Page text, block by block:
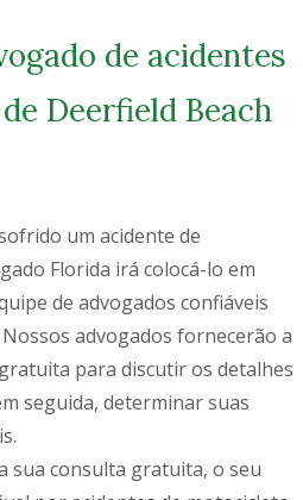
de acidentes
Deerfield Beach
um acidente de
Florida irá colocá-lo em
de advogados confiáveis
advogados fornecerão a
para discutir os detalhes
seguida, determinar suas
sua consulta gratuita, o seu